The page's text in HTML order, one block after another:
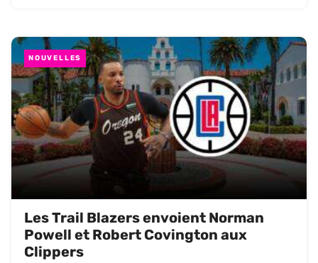
NOUVELLES
Les Trail Blazers envoient Norman
Powell et Robert Covington aux
Clippers